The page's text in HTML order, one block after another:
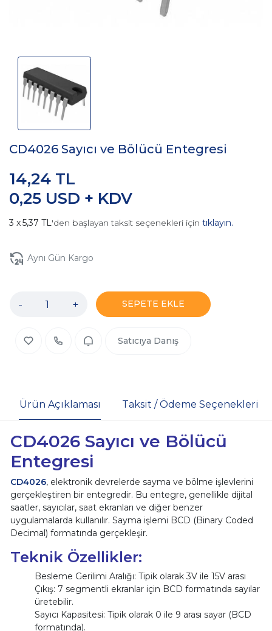
CD4026 Sayıcı ve Bölücü Entegresi
0,25 USD + KDV
14,24 TL
5,37 TL'den başlayan taksit seçenekleri için tıklayın.
Aynı Gün Kargo
- + SEPETE EKLE
Satıcıya Danış
Ürün Açıklaması Taksit / Ödeme Seçenekleri
CD4026 Sayıcı ve Bölücü
Entegresi
CD4026, elektronik devrelerde sayma ve bölme işlevlerini
gerçekleştiren bir entegredir. Bu entegre, genellikle dijital
saatler, sayıcılar, saat ekranları ve diğer benzer
uygulamalarda kullanılır. Sayma işlemi BCD (Binary Coded
Decimal) formatında gerçekleşir.
Teknik Özellikler:
Besleme Gerilimi Aralığı: Tipik olarak 3V ile 15V arası
Çıkış: 7 segmentli ekranlar için BCD formatında sayılar
üretebilir.
Sayıcı Kapasitesi: Tipik olarak 0 ile 9 arası sayar (BCD
formatında).